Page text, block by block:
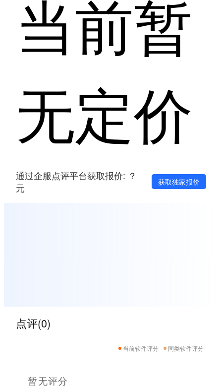
当前暂
无定价
通过企服点评平台获取报价: ？
元
获取独家报价
点评(0)
当前软件评分 同类软件评分
暂无评分